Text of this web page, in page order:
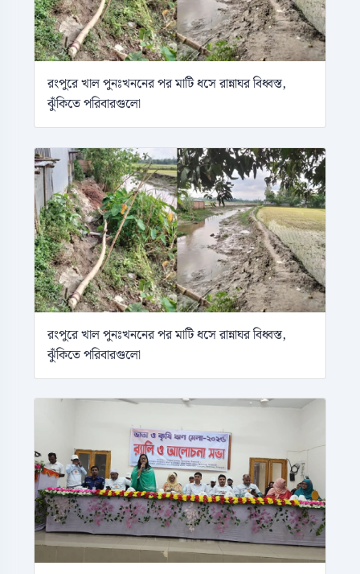
রংপুরে খাল পুনঃখননের পর মাটি ধসে রান্নাঘর বিধ্বস্ত,
ঝুঁকিতে পরিবারগুলো
রংপুরে খাল পুনঃখননের পর মাটি ধসে রান্নাঘর বিধ্বস্ত,
ঝুঁকিতে পরিবারগুলো